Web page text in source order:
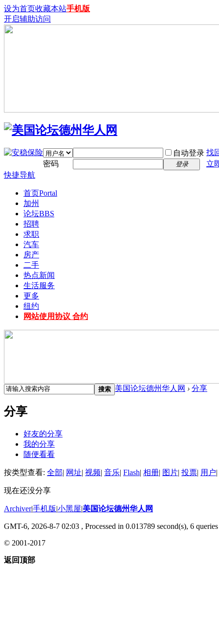
设为首页收藏本站手机版
开启辅助访问
自动登录 找
密码
登录
立
快捷导航
首页Portal
加州
论坛BBS
招聘
求职
汽车
房产
二手
热点新闻
生活服务
更多
纽约
网站使用协议 合约
搜索 美国论坛德州华人网 › 分享
分享
好友的分享
我的分享
随便看看
按类型查看: 全部| 网址| 视频| 音乐| Flash| 相册| 图片| 投票| 用户|
现在还没分享
Archiver|手机版|小黑屋|美国论坛德州华人网
GMT-6, 2026-8-7 02:03 , Processed in 0.013789 second(s), 6
© 2001-2017
返回顶部